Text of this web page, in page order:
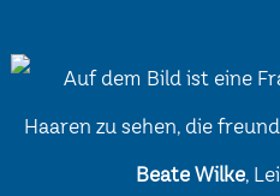
Beate Wilke,